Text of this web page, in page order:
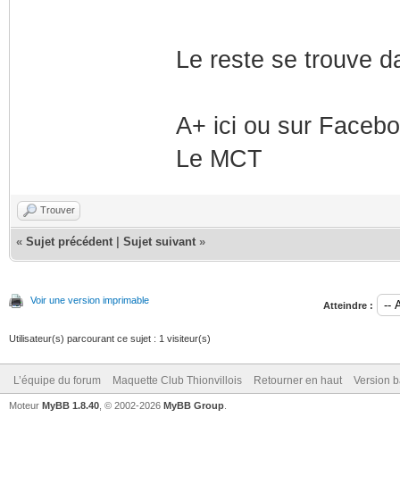
Le reste se trouve
A+ ici ou sur
Le MCT
Trouver
« Sujet précédent Sujet suivant »
Voir une version imprimable Atteindre :
Utilisateur(s) parcourant ce sujet : 1 visiteur(s)
L’équipe du forum Maquette Club Thionvillois Retourner en haut Version
Moteur MyBB 1.8.40 , © 2002-2026 MyBB Group